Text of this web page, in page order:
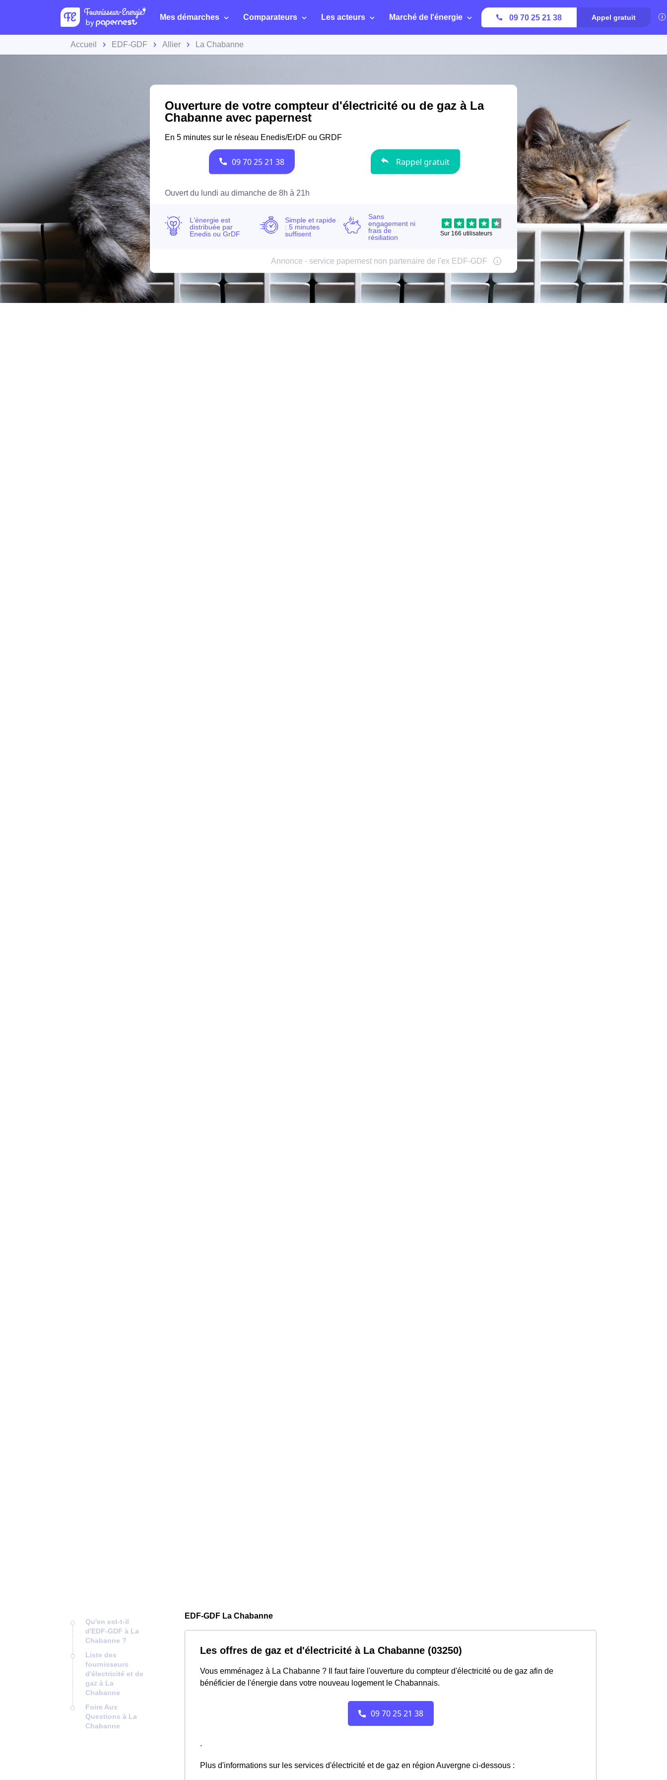
Mes démarches Comparateurs Les acteurs Marché de l'énergie 09 70 25 21 38 Appel gratuit
Accueil EDF-GDF Allier La Chabanne
Qu'en est-t-il
d'EDF-GDF à La
Chabanne ?
Liste des
fournisseurs
d'électricité et de
gaz à La
Chabanne
Foire Aux
Questions à La
Chabanne
EDF-GDF La Chabanne
Les offres de gaz et d'électricité à La Chabanne (03250)
Vous emménagez à La Chabanne ? Il faut faire l'ouverture du compteur d'électricité ou de gaz afin de
bénéficier de l'énergie dans votre nouveau logement le Chabannais.
.
Plus d'informations sur les services d'électricité et de gaz en région Auvergne ci-dessous :